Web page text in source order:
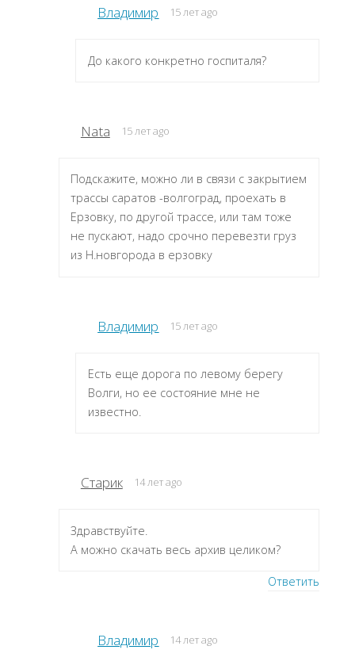
Владимир 15 лет ago
До какого конкретно госпиталя?
Nata 15 лет ago
Подскажите, можно ли в связи с закрытием
трассы саратов -волгоград, проехать в
Ерзовку, по другой трассе, или там тоже
не пускают, надо срочно перевезти груз
из Н.новгорода в ерзовку
Владимир 15 лет ago
Есть еще дорога по левому берегу
Волги, но ее состояние мне не
известно.
Старик 14 лет ago
Здравствуйте.
А можно скачать весь архив целиком?
Ответить
Владимир 14 лет ago